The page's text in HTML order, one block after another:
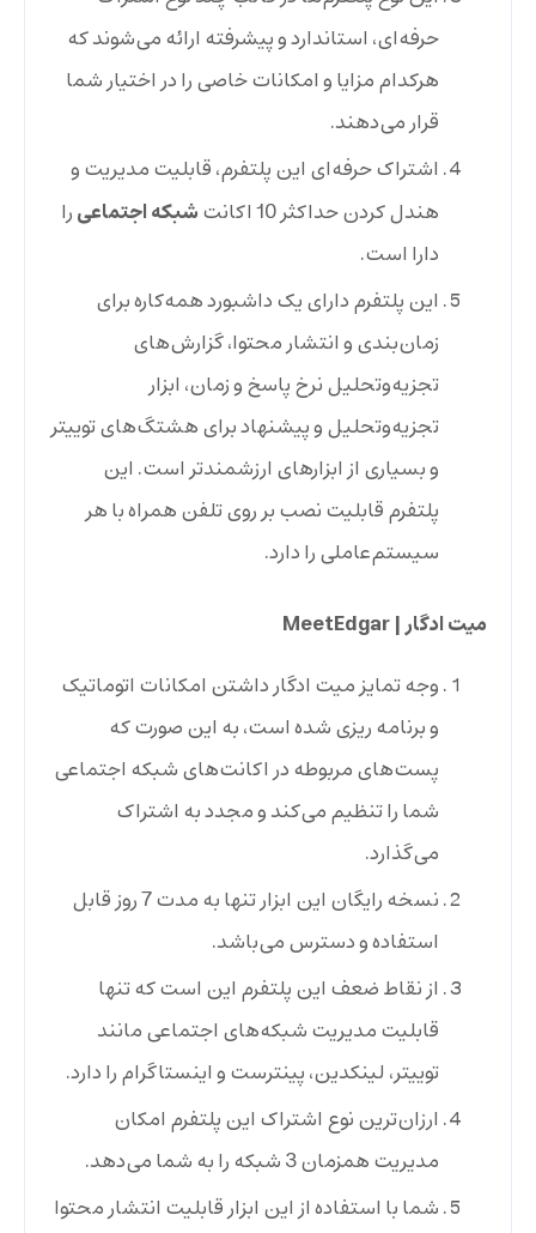
حرفه‌ای، استاندارد و پیشرفته ارائه می‌شوند که
هرکدام مزایا و امکانات خاصی را در اختیار شما
قرار می‌دهند.
اشتراک حرفه‌ای این پلتفرم،‌ قابلیت مدیریت و
هندل کردن حداکثر 10 اکانت
شبکه اجتماعیرا
دارا است.
این پلتفرم دارای یک داشبورد همه‌کاره برای
زمان‌بندی و انتشار محتوا، گزارش‌های
تجزیه‌وتحلیل نرخ پاسخ و زمان، ابزار
تجزیه‌وتحلیل و پیشنهاد برای هشتگ‌های توییتر
و بسیاری از ابزارهای ارزشمندتر است. این
پلتفرم قابلیت نصب بر روی تلفن همراه با هر
سیستم‌عاملی را دارد.
میت ادگار| MeetEdgar
وجه تمایز میت ادگار داشتن امکانات اتوماتیک
و برنامه ریزی شده است، به این صورت که
پست‌های مربوطه در اکانت‌های شبکه‌ اجتماعی
شما را تنظیم می‌کند و مجدد به اشتراک
می‌گذارد.
نسخه رایگان این ابزار تنها به مدت 7 روز قابل
استفاده و دسترس می‌باشد.
از نقاط ضعف این پلتفرم این است که تنها
قابلیت مدیریت شبکه‌های اجتماعی مانند
توییتر،‌ لینکدین،‌ پینترست و اینستاگرام را دارد.
ارزان‌ترین نوع اشتراک این پلتفرم امکان
مدیریت همزمان 3 شبکه را به شما می‌دهد.
شما با استفاده از این ابزار قابلیت انتشار محتوا